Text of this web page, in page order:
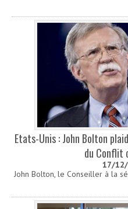
Etats-Unis : John Bolton
du Conflit
17/
John Bolton, le Conseiller à la